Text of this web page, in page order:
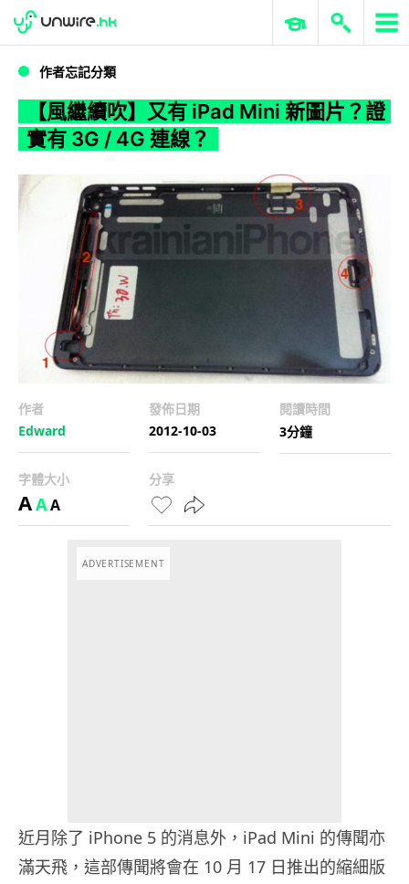
WWDC 2026 ERP 與商業 AI
作者忘記分類
【風繼續吹】又有 iPad Mini 新圖片？證
實有 3G / 4G 連線？
作者
Edward
發佈日期
2012-10-03
閱讀時間
3分鐘
字體大小
AAA
分享
ADVERTISEMENT
近月除了 iPhone 5 的消息外，iPad Mini 的傳聞亦
滿天飛，這部傳聞將會在 10 月 17 日推出的縮細版